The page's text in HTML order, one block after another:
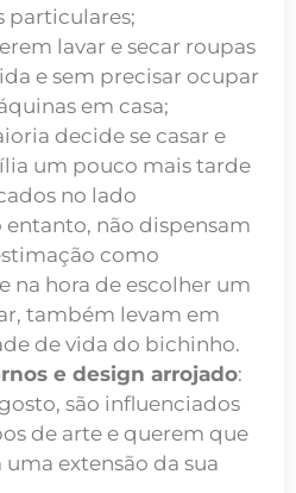
particulares;
lavar e secar roupas
e sem precisar ocupar
em casa;
decide se casar e
um pouco mais tarde
no lado
entanto, não dispensam
como
na hora de escolher um
também levam em
de vida do bichinho.
e design arrojado:
são influenciados
de arte e querem que
uma extensão da sua